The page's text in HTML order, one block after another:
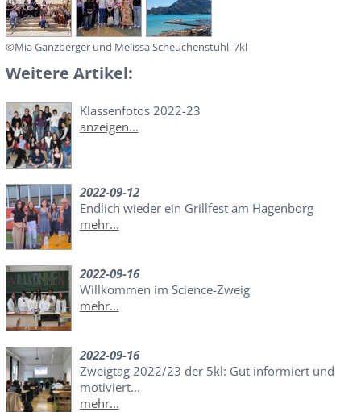
©Mia Ganzberger und Melissa Scheuchenstuhl, 7kl
Weitere Artikel:
Klassenfotos 2022-23
anzeigen...
2022-09-12
Endlich wieder ein Grillfest am Hagenborg
mehr...
2022-09-16
Willkommen im Science-Zweig
mehr...
2022-09-16
Zweigtag 2022/23 der 5kl: Gut informiert und
motiviert...
mehr...